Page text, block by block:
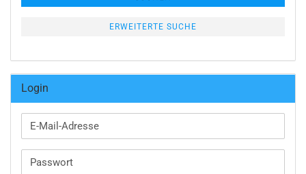
ERWEITERTE SUCHE
Login
E-
Mail-
Passwort